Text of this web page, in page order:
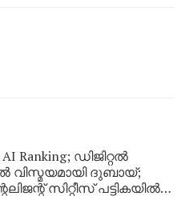
AI Ranking; ഡിജിറ്റൽ
വിസ്മയമായി ദുബായ്;
സിറ്റീസ് പട്ടികയിൽ